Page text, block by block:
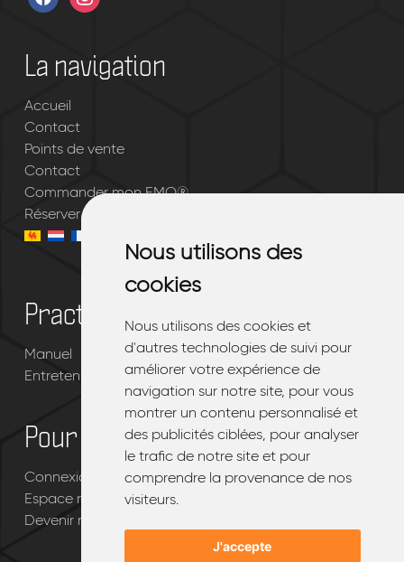
Nous utilisons des
cookies
Nous utilisons des cookies et
d'autres technologies de suivi pour
améliorer votre expérience de
navigation sur notre site, pour vous
montrer un contenu personnalisé et
des publicités ciblées, pour analyser
le trafic de notre site et pour
comprendre la provenance de nos
visiteurs.
J'accepte
Nous utilisons des
cookies
Nous utilisons des cookies et
d'autres technologies de suivi pour
améliorer votre expérience de
navigation sur notre site, pour vous
montrer un contenu personnalisé et
des publicités ciblées, pour analyser
le trafic de notre site et pour
comprendre la provenance de nos
visiteurs.
J'accepte
La navigation
Accueil
Contact
Points de vente
Contact
Commander mon EMQ®
Réserver un essai gratuit
Practique
Manuel
Entretenir votre EMQ®
Pour les revendeurs
Connexion portail revendeur EMQ®
Espace revendeur
Devenir revendeur EMQ®